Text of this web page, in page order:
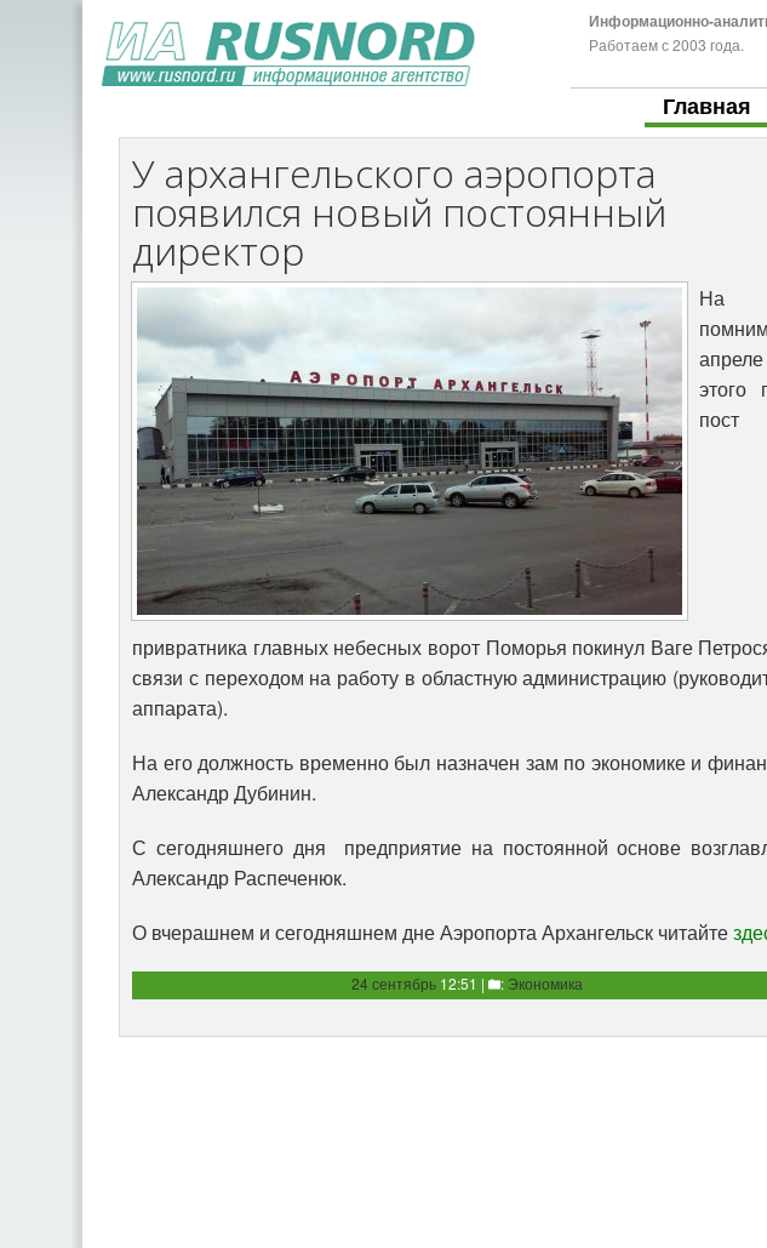
Информационно-
Работаем с 2003 года.
Главная
У архангельского аэропорта
появился новый постоянный
директор
На
апреле
этого
пост
привратника главных небесных ворот Поморья покинул Ваге
связи с переходом на работу в областную администрацию
аппарата).
На его должность временно был назначен зам по экономике и
Александр Дубинин.
С сегодняшнего дня предприятие на постоянной основе
Александр Распеченюк.
О вчерашнем и сегодняшнем дне Аэропорта Архангельск читайте
24 сентябрь12:51 | : Экономика